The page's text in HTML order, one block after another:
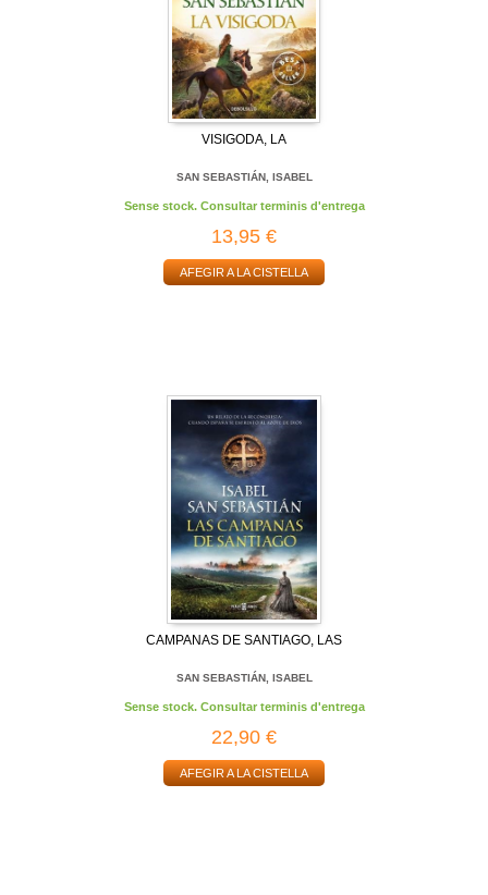
VISIGODA, LA
SAN SEBASTIÁN, ISABEL
Sense stock. Consultar terminis d'entrega
13,95 €
AFEGIR A LA CISTELLA
CAMPANAS DE SANTIAGO, LAS
SAN SEBASTIÁN, ISABEL
Sense stock. Consultar terminis d'entrega
22,90 €
AFEGIR A LA CISTELLA